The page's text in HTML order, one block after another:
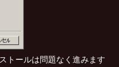
トールは問題なく進みます